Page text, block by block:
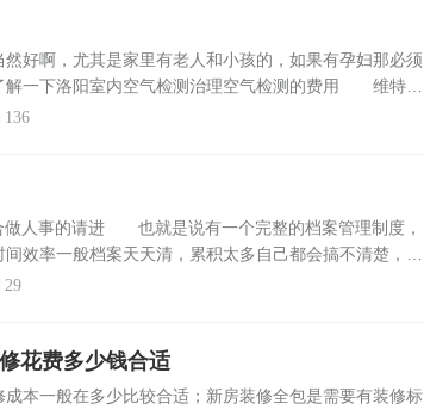
啊，尤其是家里有老人和小孩的，如果有孕妇那必须
解一下洛阳室内空气检测治理空气检测的费用 维特环
项目：甲醛、苯、甲苯、二甲苯、检测设备：722分光
136
做人事的请进 也就是说有一个完整的档案管理制度，
效率一般档案天天清，累积太多自己都会搞不清楚，准
印件、个人信息或是求职信息表、健康证、居住证复印
29
花费多少钱合适
一般在多少比较合适；新房装修全包是需要有装修标